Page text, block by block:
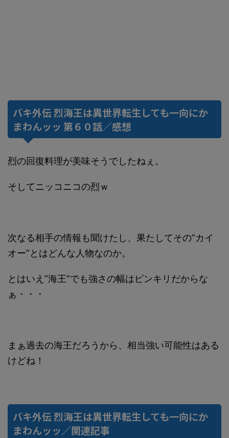
バキ外伝 烈海王は異世界転生しても一向にか
まわんッッ 第６０話／感想
烈の回復料理が美味そうでしたねぇ。
そしてニッコニコの烈ｗ
次なる相手の情報も聞けたし、果たしてその”カイ
オー”とはどんな人物なのか。
とはいえ”海王”でも強さの幅はピンキリだからな
ぁ・・・
まぁ過去の海王だろうから、相当強い可能性はある
けどね！
バキ外伝 烈海王は異世界転生しても一向にか
まわんッッ／関連記事